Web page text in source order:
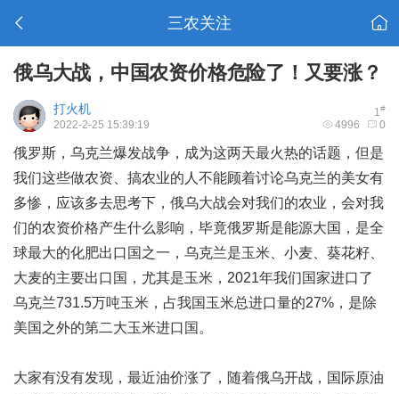
三农关注
俄乌大战，中国农资价格危险了！又要涨？
1#
打火机
4996 0
2022-2-25 15:39:19
俄罗斯，乌克兰爆发战争，成为这两天最火热的话题，但是
我们这些做农资 、搞农业的人不能顾着讨论乌克兰的美女有
多惨，应该多去思考下，俄乌大战会对我们的农业，会对我
们的农资价格产生什么影响，毕竟俄罗斯是能源大国，是全
球最大的化肥出口国之一，乌克兰是玉米、小麦、葵花籽、
大麦的主要出口国，尤其是玉米，2021年我们国家进口了
乌克兰731.5万吨玉米，占我国玉米总进口量的27%，是除
美国之外的第二大玉米进口国。
大家有没有发现，最近油价涨了，随着俄乌开战，国际原油